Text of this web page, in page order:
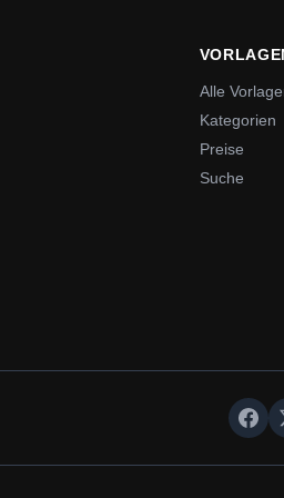
Alle
Kategorien
Preise
Suche